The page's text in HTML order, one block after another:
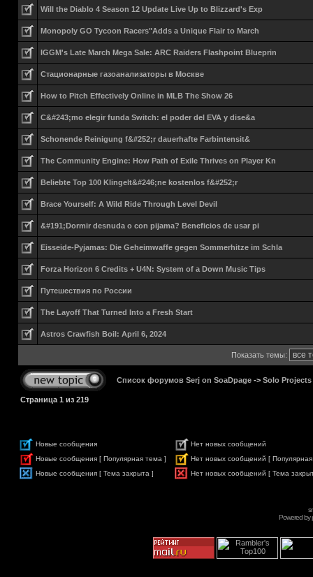
Will the Diablo 4 Season 12 Update Live Up to Blizzard's Exp
Monopoly GO Tycoon Racers"Adds a Unique Flair to March
IGGM's Late March Mega Sale: ARC Raiders Flashpoint Blueprin
Стационарные газоанализаторы в Москве
How to Pitch Effectively Online in MLB The Show 26
C&#243;mo elegir funda Switch: el poder del EVA y dise&a
Schonende Reinigung f&#252;r dauerhafte Farbintensit&
The Community Engine: How Path of Exile Thrives on Player Kn
Beliebte Top 100 Klingelt&#246;ne kostenlos f&#252;r
Brace Yourself: A Wild Ride Through Level Devil
&#191;Dormir desnuda o con pijama? Beneficios de usar pi
Eisseide-Pyjamas: Die Geheimwaffe gegen Sommerhitze im Schla
Forza Horizon 6 Credits + U4N: System of a Down Music Tips
Путешествия по России
The Layoff That Turned Into a Fresh Start
Astros Crawfish Boil: April 6, 2024
Показать темы:
Список форумов Serj on SoaDpage -> Solo Projects
Страница 1 из 219
Новые сообщения
Нет новых сообщений
Новые сообщения [ Популярная тема ]
Нет новых сообщений [
Новые сообщения [ Тема закрыта ]
Нет новых сообщений [ Тема
Powered by